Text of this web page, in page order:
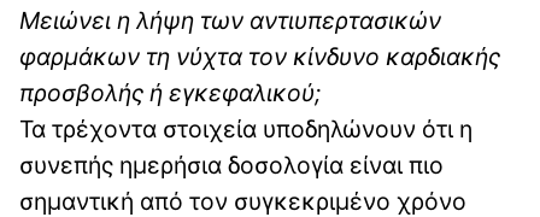
Μειώνει η λήψη των αντιυπερτασικών
φαρμάκων τη νύχτα τον κίνδυνο καρδιακής
προσβολής ή εγκεφαλικού;
Τα τρέχοντα στοιχεία υποδηλώνουν ότι η
συνεπής ημερήσια δοσολογία είναι πιο
σημαντική από τον συγκεκριμένο χρόνο